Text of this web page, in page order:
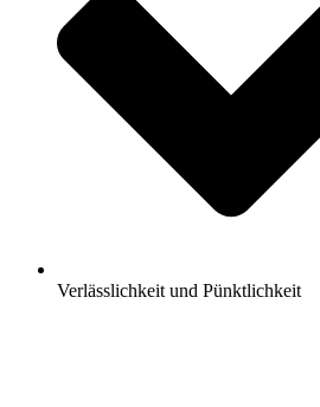
Verlässlichkeit und Pünktlichkeit